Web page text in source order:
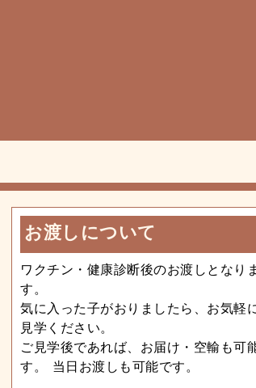
お渡しについて
ワクチン・健康診断後のお渡しとなり
す。
気に入った子がおりましたら、お気軽
見学ください。
ご見学後であれば、お届け・空輸も可
す。 当日お渡しも可能です。